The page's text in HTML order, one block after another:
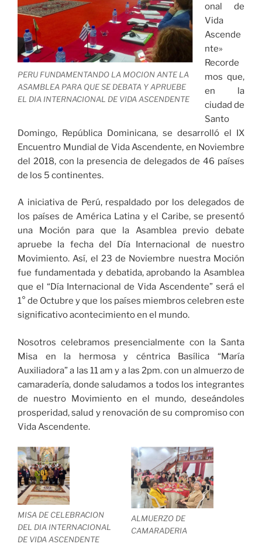
PERU FUNDAMENTANDO LA MOCION ANTE LA
ASAMBLEA PARA QUE SE DEBATA Y APRUEBE
EL DIA INTERNACIONAL DE VIDA ASCENDENTE
onal de
Vida
Ascende
nte»
Recorde
mos que,
en la
ciudad de
Santo
Domingo, República Dominicana, se desarrolló el IX
Encuentro Mundial de Vida Ascendente, en Noviembre
del 2018, con la presencia de delegados de 46 países
de los 5 continentes.
A iniciativa de Perú, respaldado por los delegados de
los países de América Latina y el Caribe, se presentó
una Moción para que la Asamblea previo debate
apruebe la fecha del Día Internacional de nuestro
Movimiento. Así, el 23 de Noviembre nuestra Moción
fue fundamentada y debatida, aprobando la Asamblea
que el “Día Internacional de Vida Ascendente” será el
1° de Octubre y que los países miembros celebren este
significativo acontecimiento en el mundo.
Nosotros celebramos presencialmente con la Santa
Misa en la hermosa y céntrica Basílica “María
Auxiliadora” a las 11 am y a las 2pm. con un almuerzo de
camaradería, donde saludamos a todos los integrantes
de nuestro Movimiento en el mundo, deseándoles
prosperidad, salud y renovación de su compromiso con
Vida Ascendente.
MISA DE CELEBRACION
DEL DIA INTERNACIONAL
DE VIDA ASCENDENTE
ALMUERZO DE
CAMARADERIA